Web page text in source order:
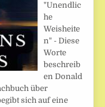
"Unendlic
he
Weisheite
n" - Diese
Worte
beschreib
en Donald
über
sich auf eine